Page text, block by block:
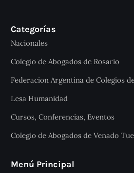
Categorías
Nacionales
Colegio de Abogados de Rosario
Federacion Argentina de Colegios
Lesa Humanidad
Cursos, Conferencias, Eventos
Colegio de Abogados de Venado
Menú Principal